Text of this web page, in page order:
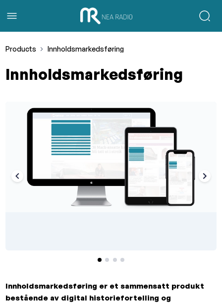
Products Innholdsmarkedsføring
Innholdsmarkedsføring
Innholdsmarkedsføring er et sammensatt produkt
bestående av digital historiefortelling og